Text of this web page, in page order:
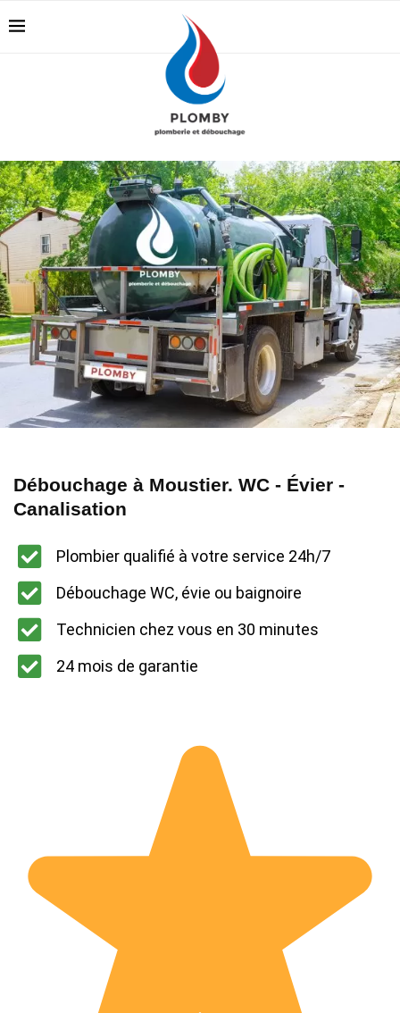
Débouchage à Moustier. WC - Évier -
Canalisation
Plombier qualifié à votre service 24h/7
Débouchage WC, évie ou baignoire
Technicien chez vous en 30 minutes
24 mois de garantie